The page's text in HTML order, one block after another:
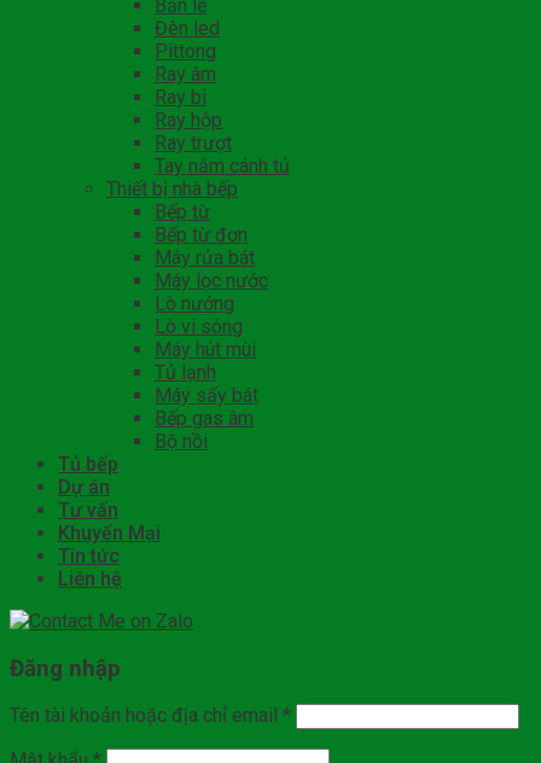
Bản lề
Đèn led
Pittong
Ray âm
Ray bi
Ray hộp
Ray trượt
Tay nắm cánh tủ
Thiết bị nhà bếp
Bếp từ
Bếp từ đơn
Máy rửa bát
Máy lọc nước
Lò nướng
Lò vi sóng
Máy hút mùi
Tủ lạnh
Máy sấy bát
Bếp gas âm
Bộ nồi
Tủ bếp
Dự án
Tư vấn
Khuyến Mại
Tin tức
Liên hệ
Đăng nhập
Tên tài khoản hoặc địa chỉ email *